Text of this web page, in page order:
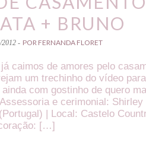
+ BRUNO
2012 - POR FERNANDA FLORET
caimos de amores pelo
um trechinho do vídeo
com gostinho de quero
e cerimonial: Shirley
| Local: Castelo
[…]